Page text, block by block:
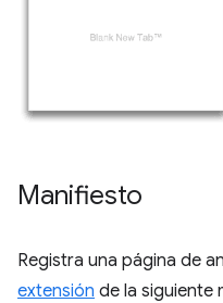
Manifiesto
Registra una página de
extensión de la siguiente